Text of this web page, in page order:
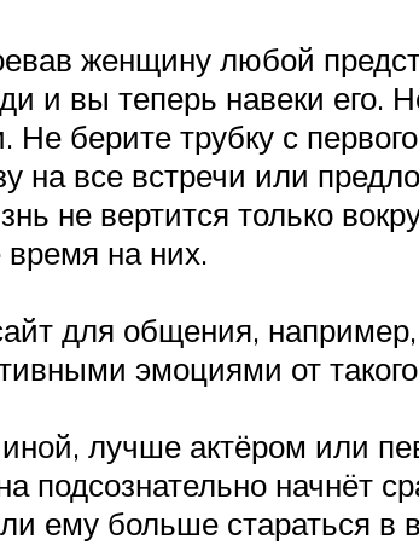
женщину любой
и вы теперь навеки его.
берите трубку с первого
на все встречи или
не вертится только
на них.
для общения,
эмоциями от
лучше актёром или
начнёт
ему больше стараться в